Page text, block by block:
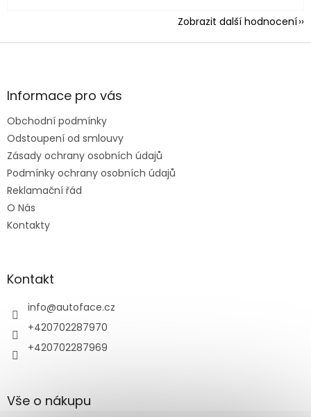
Zobrazit další hodnocení
Z
aInformace pro vás
Obchodní podmínky
Odstoupení od smlouvy
Zásady ochrany osobních údajů
Podmínky ochrany osobních údajů
Reklamační řád
O Nás
Kontakty
Kontakt
info@autoface.cz
+420702287970
+420702287969
Vše o nákupu